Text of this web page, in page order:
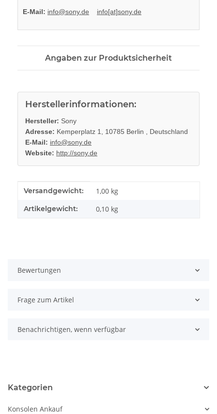
E-Mail: info@sony.de info[at]sony.de
Angaben zur Produktsicherheit
Herstellerinformationen:
Hersteller: Sony
Adresse: Kemperplatz 1, 10785 Berlin , Deutschland
E-Mail: info@sony.de
Website: http://sony.de
Produkteigenschaft
Wert
Versandgewicht: 1,00 kg
Artikelgewicht: 0,10 kg
Bewertungen
Frage zum Artikel
Benachrichtigen, wenn verfügbar
Kategorien
Konsolen Ankauf